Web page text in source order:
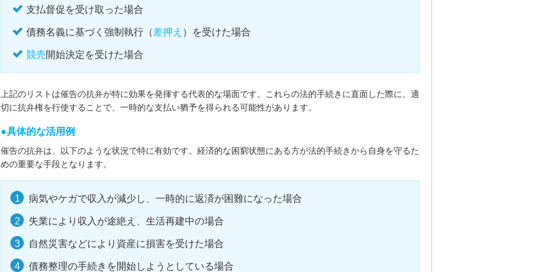
支払督促を受け取った場合
債務名義に基づく強制執行（差押え ）を受けた場合
競売開始決定を受けた場合
上記のリストは催告の抗弁が特に効果を発揮する代表的な場面です。これらの法的手続きに直面した際に、適
切に抗弁権を行使することで、一時的な支払い猶予を得られる可能性があります。
具体的な活用例
催告の抗弁は、以下のような状況で特に有効です。経済的な困窮状態にある方が法的手続きから自身を守るた
めの重要な手段となります。
病気やケガで収入が減少し、一時的に返済が困難になった場合
失業により収入が途絶え、生活再建中の場合
自然災害などにより資産に損害を受けた場合
債務整理の手続きを開始しようとしている場合